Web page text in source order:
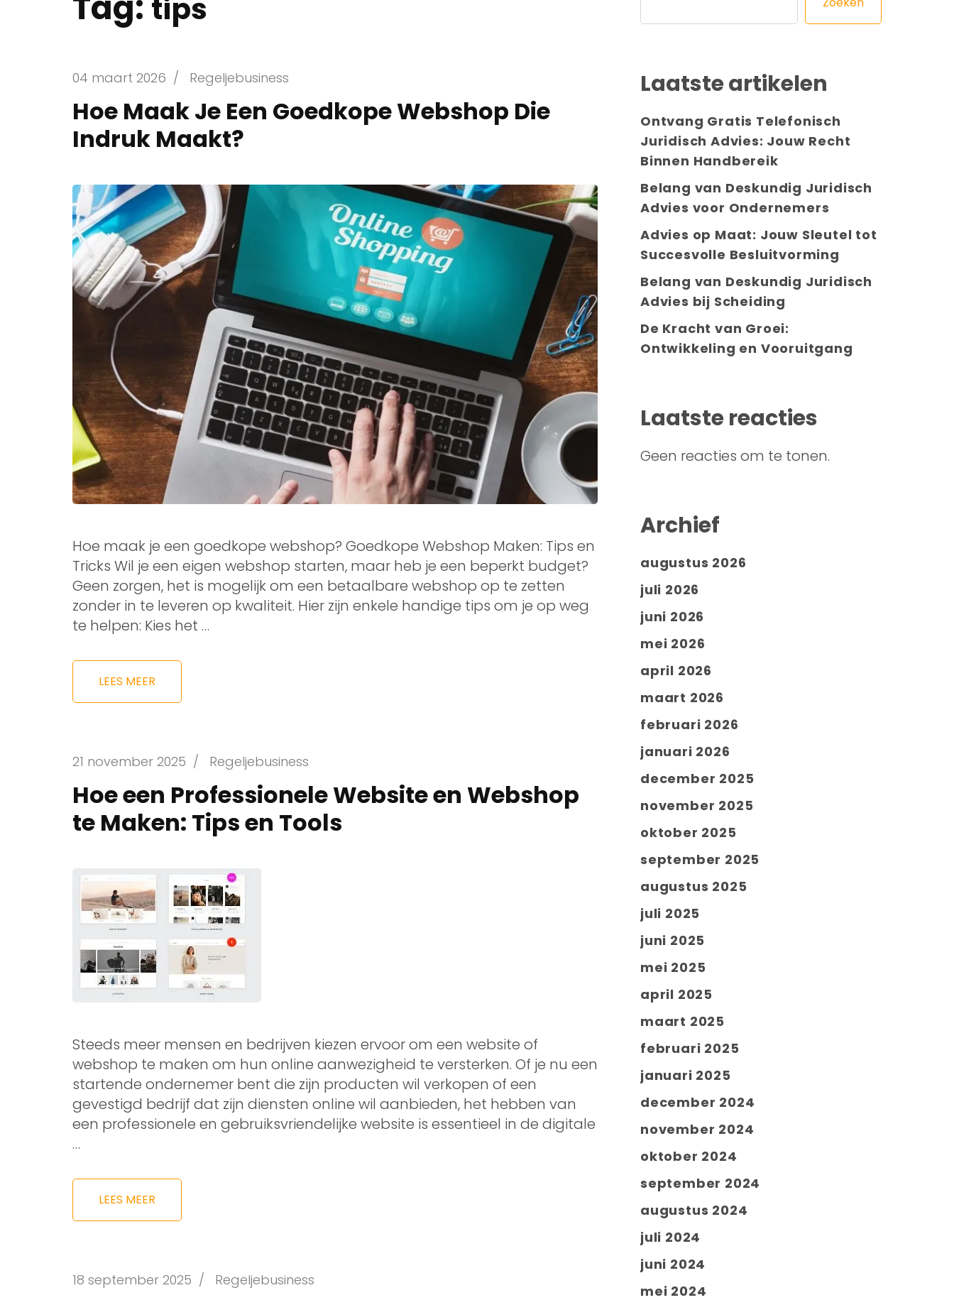
tips
04 maart 2026 / Regeljebusiness
Hoe Maak Je Een Goedkope Webshop Die
Indruk Maakt?
Hoe maak je een goedkope webshop? Goedkope Webshop Maken: Tips en
Tricks Wil je een eigen webshop starten, maar heb je een beperkt budget?
Geen zorgen, het is mogelijk om een betaalbare webshop op te zetten
zonder in te leveren op kwaliteit. Hier zijn enkele handige tips om je op weg
te helpen: Kies het …
LEES MEER
21 november 2025 / Regeljebusiness
Hoe een Professionele Website en Webshop
te Maken: Tips en Tools
Steeds meer mensen en bedrijven kiezen ervoor om een website of
webshop te maken om hun online aanwezigheid te versterken. Of je nu een
startende ondernemer bent die zijn producten wil verkopen of een
gevestigd bedrijf dat zijn diensten online wil aanbieden, het hebben van
een professionele en gebruiksvriendelijke website is essentieel in de digitale
…
LEES MEER
18 september 2025 / Regeljebusiness
Laatste artikelen
Ontvang Gratis Telefonisch
Juridisch Advies: Jouw Recht
Binnen Handbereik
Belang van Deskundig Juridisch
Advies voor Ondernemers
Advies op Maat: Jouw Sleutel tot
Succesvolle Besluitvorming
Belang van Deskundig Juridisch
Advies bij Scheiding
De Kracht van Groei:
Ontwikkeling en Vooruitgang
Laatste reacties
Geen reacties om te tonen.
Archief
augustus 2026
juli 2026
juni 2026
mei 2026
april 2026
maart 2026
februari 2026
januari 2026
december 2025
november 2025
oktober 2025
september 2025
augustus 2025
juli 2025
juni 2025
mei 2025
april 2025
maart 2025
februari 2025
januari 2025
december 2024
november 2024
oktober 2024
september 2024
augustus 2024
juli 2024
juni 2024
mei 2024